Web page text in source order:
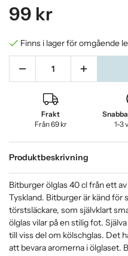
99 kr
Finns i lager för omgående
Frakt
Från 69 kr
1-3
Produktbeskrivning
Bitburger ölglas 40 cl från ett
Tyskland. Bitburger är känd för
törstsläckare, som självklart
ölglas vilar på en stilig fot.
till viss del om kölschglas. Det
att bevara aromerna i ölglaset.